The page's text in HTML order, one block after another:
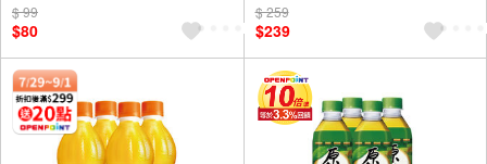
$ 99
$80
滿額9折
$ 259
$239